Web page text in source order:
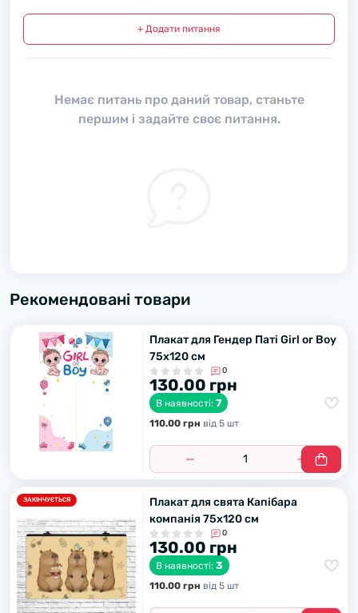
+ Додати питання
Немає питань про даний товар, станьте
першим і задайте своє питання.
Рекомендовані товари
Плакат для Гендер Паті Girl or Boy
75х120 см
0
130.00 грн
В наявності: 7
110.00 грн вiд 5 шт
ЗАКІНЧУЄТЬСЯ
Плакат для свята Капібара
компанія 75х120 см
0
130.00 грн
В наявності: 3
110.00 грн вiд 5 шт